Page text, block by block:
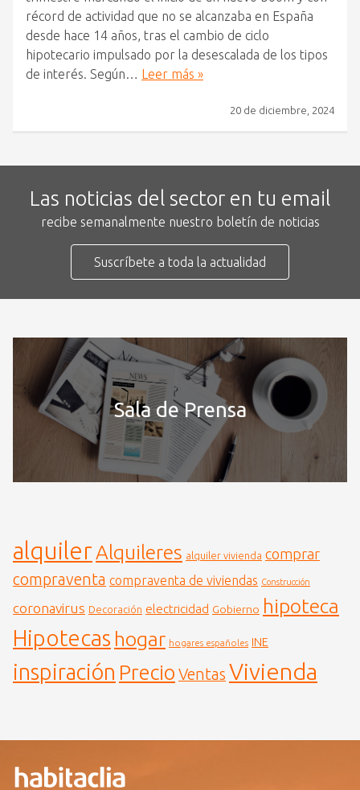
récord de actividad que no se alcanzaba en España
desde hace 14 años, tras el cambio de ciclo
hipotecario impulsado por la desescalada de los tipos
de interés. Según… Leer más »
20 de diciembre, 2024
Las noticias del sector en tu email
recibe semanalmente nuestro boletín de noticias
Suscríbete a toda la actualidad
Sala de Prensa
alquilerAlquileres alquiler vivienda comprar
compraventa compraventa de viviendas Construcción
coronavirus Decoración electricidad Gobierno hipoteca
Hipotecas hogar hogares españoles INE
inspiración Precio Ventas Vivienda